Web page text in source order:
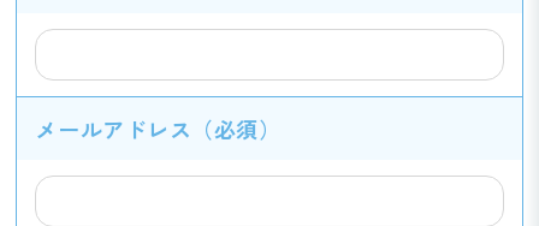
メールアドレス （必須）